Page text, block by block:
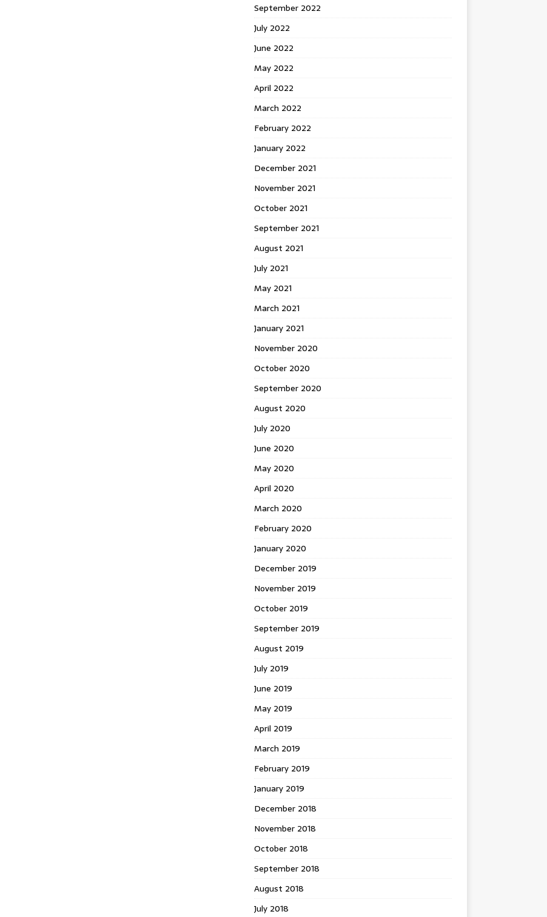
September 2022
July 2022
June 2022
May 2022
April 2022
March 2022
February 2022
January 2022
December 2021
November 2021
October 2021
September 2021
August 2021
July 2021
May 2021
March 2021
January 2021
November 2020
October 2020
September 2020
August 2020
July 2020
June 2020
May 2020
April 2020
March 2020
February 2020
January 2020
December 2019
November 2019
October 2019
September 2019
August 2019
July 2019
June 2019
May 2019
April 2019
March 2019
February 2019
January 2019
December 2018
November 2018
October 2018
September 2018
August 2018
July 2018